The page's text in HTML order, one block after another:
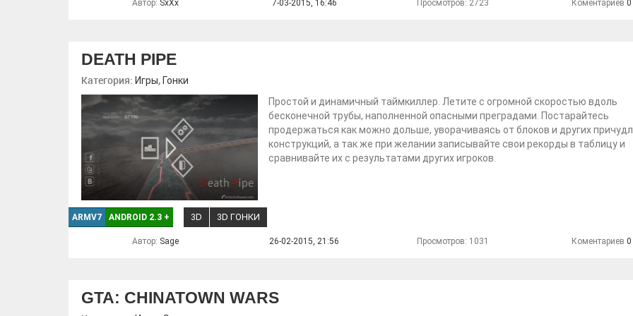
Автор: SxXx 7-03-2015, 16:46 Просмотров: 2723 Коментариев 0
DEATH PIPE
Категория: Игры, Гонки
Простой и динамичный таймкиллер. Летите с огромной скоростью вдоль
бесконечной трубы, наполненной опасными преградами. Постарайтесь
продержаться как можно дольше, уворачиваясь от блоков и других
конструкций, а так же при желании записывайте свои рекорды в таблицу и
сравнивайте их с результатами других игроков.
ARMV7 ANDROID 2.3 + 3D 3D ГОНКИ
Автор: Sage 26-02-2015, 21:56 Просмотров: 1031 Коментариев 0
GTA: CHINATOWN WARS